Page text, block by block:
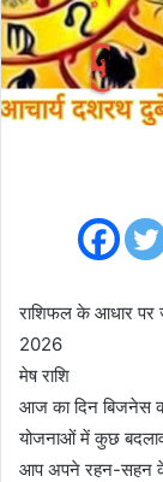
l
राशिफल के आधार पर
2026
मेष राशि
आज का दिन बिजनेस
योजनाओं में कुछ
आप अपने रहन-सहन के